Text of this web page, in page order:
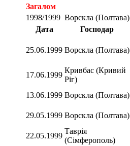
Загалом
1998/1999 Ворскла (Полтава)
Дата
Господар
25.06.1999 Ворскла (Полтава)
17.06.1999
Кривбас (Кривий
Ріг)
13.06.1999 Ворскла (Полтава)
29.05.1999 Ворскла (Полтава)
22.05.1999
Таврія
(Сімферополь)